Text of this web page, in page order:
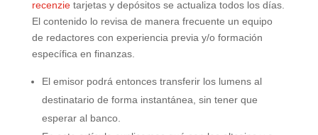
recenzietarjetas y depósitos se actualiza todos los días.
El contenido lo revisa de manera frecuente un equipo
de redactores con experiencia previa y/o formación
específica en finanzas.
El emisor podrá entonces transferir los lumens al
destinatario de forma instantánea, sin tener que
esperar al banco.